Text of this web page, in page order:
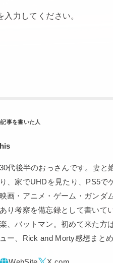
入力してください。
his
30代後半のおっさんです。妻と
り、家でUHDを見たり、PS5で
映画・アニメ・ゲーム・ガンダ
あり考察を備忘録として書いて
楽、バットマン。初めて来た方
ュー、Rick and Morty感想まと